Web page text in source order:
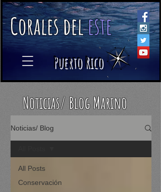
Coralesdeleste​
Puerto Rico
Noticias/ Blog Marino
Noticias/ Blog
All Posts
Conservación